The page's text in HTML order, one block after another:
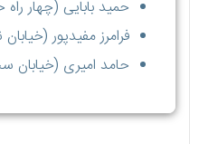
حمید بابایی (چهار
فرامرز مفیدپور
حامد امیری (خیابان